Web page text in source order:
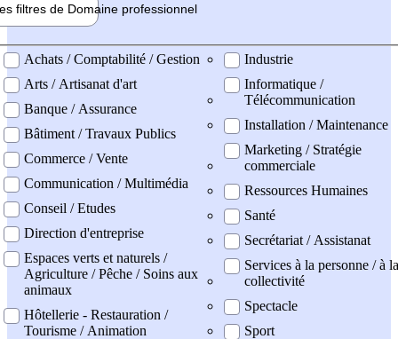
filtres de Domaine professionnel
professionel
Achats / Comptabilité / Gestion
Arts / Artisanat d'art
Banque / Assurance
Bâtiment / Travaux Publics
Commerce / Vente
Communication / Multimédia
Conseil / Etudes
Direction d'entreprise
Espaces verts et naturels /
Agriculture / Pêche / Soins aux
animaux
Hôtellerie - Restauration /
Tourisme / Animation
Industrie
Informatique /
Télécommunication
Installation / Maintenance
Marketing / Stratégie
commerciale
Ressources Humaines
Santé
Secrétariat / Assistanat
Services à la personne / à la
collectivité
Spectacle
Sport